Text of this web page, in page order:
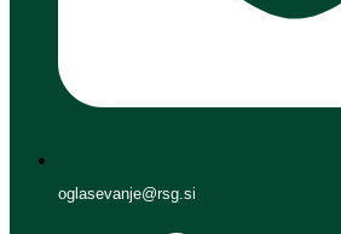
oglasevanje@rsg.si